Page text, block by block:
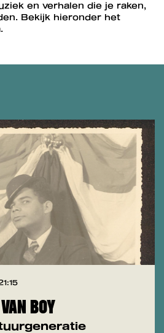
en verhalen die je raken,
Bekijk hieronder het
BOY